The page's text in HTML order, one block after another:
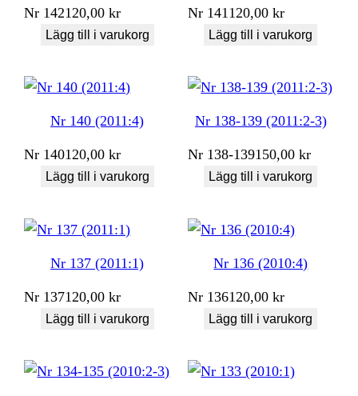
Nr 142120,00kr
Lägg till i varukorg
Nr 141 120,00kr
Lägg till i varukorg
Nr 140 (2011:4)
Nr 140120,00kr
Lägg till i varukorg
Nr 138-139 (2011:2-3)
Nr 138-139150,00kr
Lägg till i varukorg
Nr 137 (2011:1)
Nr 137120,00kr
Lägg till i varukorg
Nr 136 (2010:4)
Nr 136120,00kr
Lägg till i varukorg